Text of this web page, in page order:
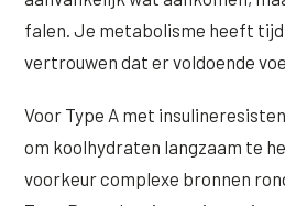
falen. Je metabolisme heeft tijd
vertrouwen dat er voldoende
Voor Type A met
om koolhydraten langzaam te
voorkeur complexe bronnen